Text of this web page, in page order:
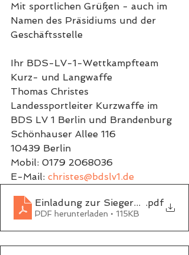
Mit sportlichen Grüßen - auch im
Namen des Präsidiums und der
Geschäftsstelle
Ihr BDS-LV-1-Wettkampfteam
Kurz- und Langwaffe
Thomas Christes
Landessportleiter Kurzwaffe im
BDS LV 1 Berlin und Brandenburg
Schönhauser Allee 116
10439 Berlin
Mobil: 0179 2068036
E-Mail: christes@bdslv1.de
Einladung zur Siegerehrung
.pdf
PDF herunterladen • 115KB